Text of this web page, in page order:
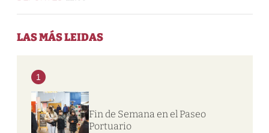
LAS MÁS LEIDAS
1
Fin de Semana en el Paseo
Portuario